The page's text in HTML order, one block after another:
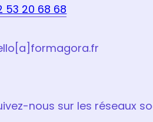
53 20 68 68
nous sur les réseaux